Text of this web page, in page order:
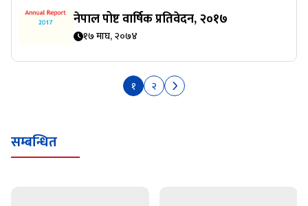
नेपाल पोष्ट वार्षिक प्रतिवेदन, २०१७
१७ माघ, २०७४
१ २
सम्बन्धित